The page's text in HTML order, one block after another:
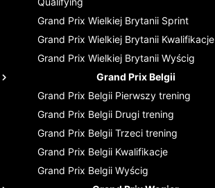
Grand Prix Wielkiej Brytanii Sprint
Grand Prix Wielkiej Brytanii Kwalifikacje
Grand Prix Wielkiej Brytanii Wyścig
Grand Prix Belgii
Grand Prix Belgii Pierwszy trening
Grand Prix Belgii Drugi trening
Grand Prix Belgii Trzeci trening
Grand Prix Belgii Kwalifikacje
Grand Prix Belgii Wyścig